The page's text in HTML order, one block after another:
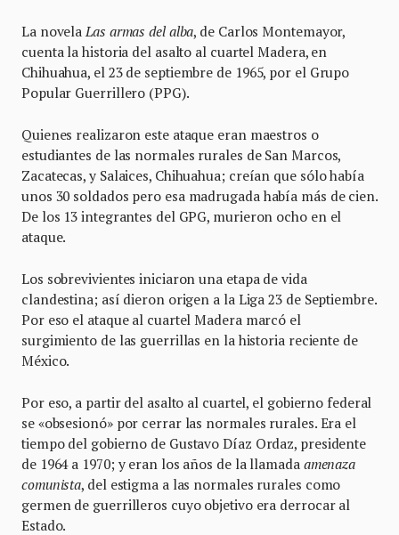
La novela Las armas del alba, de Carlos Montemayor,
cuenta la historia del asalto al cuartel Madera, en
Chihuahua, el 23 de septiembre de 1965, por el Grupo
Popular Guerrillero (PPG).
Quienes realizaron este ataque eran maestros o
estudiantes de las normales rurales de San Marcos,
Zacatecas, y Salaices, Chihuahua; creían que sólo había
unos 30 soldados pero esa madrugada había más de cien.
De los 13 integrantes del GPG, murieron ocho en el
ataque.
Los sobrevivientes iniciaron una etapa de vida
clandestina; así dieron origen a la Liga 23 de Septiembre.
Por eso el ataque al cuartel Madera marcó el
surgimiento de las guerrillas en la historia reciente de
México.
Por eso, a partir del asalto al cuartel, el gobierno federal
se «obsesionó» por cerrar las normales rurales. Era el
tiempo del gobierno de Gustavo Díaz Ordaz, presidente
de 1964 a 1970; y eran los años de la llamada amenaza
comunista, del estigma a las normales rurales como
germen de guerrilleros cuyo objetivo era derrocar al
Estado.